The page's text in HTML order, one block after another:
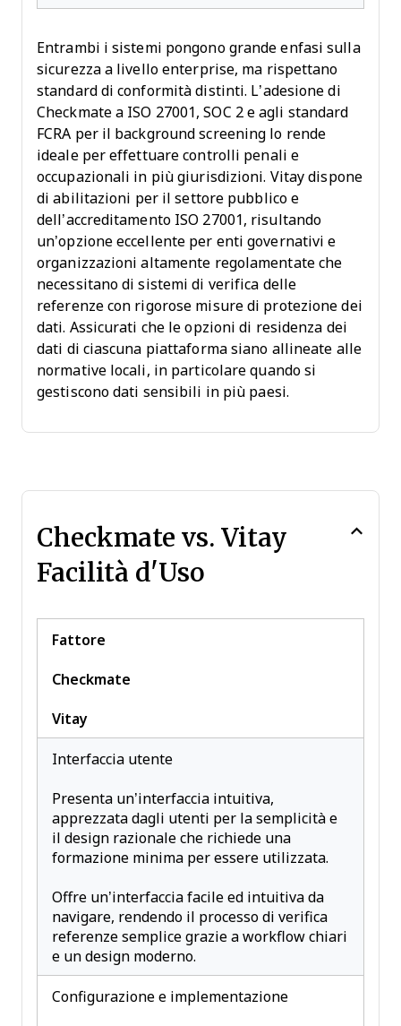
Entrambi i sistemi pongono grande enfasi sulla
sicurezza a livello enterprise, ma rispettano
standard di conformità distinti. L’adesione di
Checkmate a ISO 27001, SOC 2 e agli standard
FCRA per il background screening lo rende
ideale per effettuare controlli penali e
occupazionali in più giurisdizioni. Vitay dispone
di abilitazioni per il settore pubblico e
dell’accreditamento ISO 27001, risultando
un’opzione eccellente per enti governativi e
organizzazioni altamente regolamentate che
necessitano di sistemi di verifica delle
referenze con rigorose misure di protezione dei
dati. Assicurati che le opzioni di residenza dei
dati di ciascuna piattaforma siano allineate alle
normative locali, in particolare quando si
gestiscono dati sensibili in più paesi.
Checkmate vs. Vitay
Facilità d'Uso
Fattore
Checkmate
Vitay
Interfaccia utente
Presenta un’interfaccia intuitiva,
apprezzata dagli utenti per la semplicità e
il design razionale che richiede una
formazione minima per essere utilizzata.
Offre un’interfaccia facile ed intuitiva da
navigare, rendendo il processo di verifica
referenze semplice grazie a workflow chiari
e un design moderno.
Configurazione e implementazione